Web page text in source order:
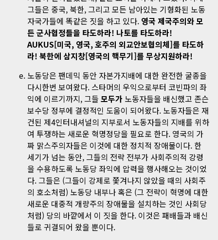
그들은 중국, 북한, 그리고 모든 남아있는 기형화된 노동
자국가들에 똑같은 짓을 하고 있다. 영국 제국주의와 모
든 군사협정들을 타도하라! 나토를 타도하라!
AUKUS[미국, 영국, 호주의 외교안보협의체]를 타도하
라! 북한에 삼지창[영국의 핵무기]를 무상지원하라!
노동당은 팬데믹 동안 자본가지배에 대한 완전한 굴종을
다시한번 보여왔다. 스타머의 우익으로부터 코빈파의 좌
익에 이르기까지, 그들 모두가 노동자들을 배신했고 존슨
보수당 정부에 결정적인 도움이 되어왔다. 노동자들은 재
건된 제4인터내셔널의 지부로서 노동자들의 지배를 위하
여 투쟁하는 새로운 혁명정당을 필요로 한다. 영국의 가
짜 맑스주의자들은 이것에 대한 정치적 장애물이다. 한
세기가 넘는 동안, 그들의 전략 전부가 사회주의적 강령
을 수용하도록 노동당 좌익에 압력을 행사해오는 것이었
다. 그들은 (그들이 강제로 쫓겨나지 않았을 때의 사회주
의 호소처럼) 노동당 내부나 혹은 (그 전략이 혁명에 대한
새로운 대중적 개량주의 장애물을 설치하는 것인 사회당
처럼) 당의 바깥에서 이 짓을 한다. 이것은 패배들과 배신
들로 귀결되어 왔을 뿐이다.